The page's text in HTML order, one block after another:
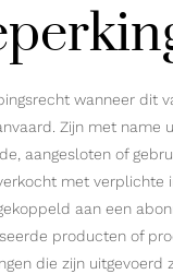
wanneer dit
Zijn met name
aangesloten of
met verplichte
aan een
producten of
die zijn uitgevoerd